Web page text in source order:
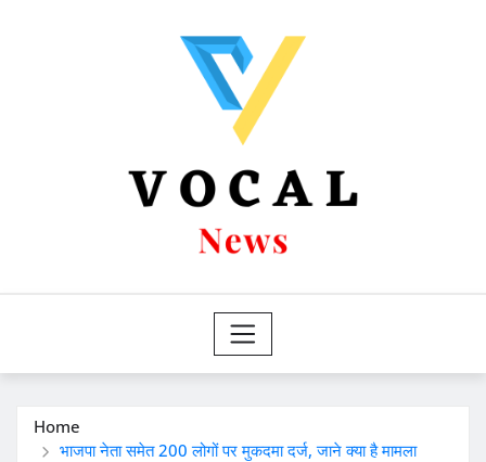
Home
भाजपा नेता समेत 200 लोगों पर मुकदमा दर्ज, जाने क्या है मामला